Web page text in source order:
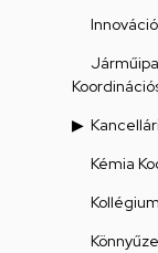
Kémia